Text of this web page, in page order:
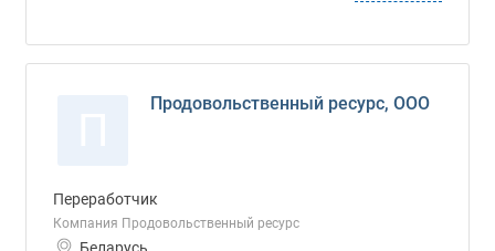
Продовольственный ресурс, ООО
Переработчик
Компания Продовольственный ресурс